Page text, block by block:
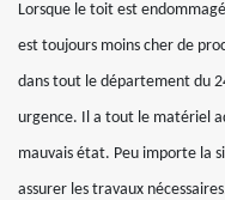
Lorsque le toit est
est toujours moins cher de
dans tout le département du
urgence. Il a tout le matériel
mauvais état. Peu importe la
assurer les travaux